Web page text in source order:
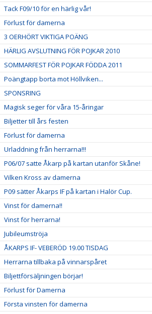
Tack F09/10 för en härlig vår!
Förlust för damerna
3 OERHÖRT VIKTIGA POÄNG
HÄRLIG AVSLUTNING FÖR POJKAR 2010
SOMMARFEST FÖR POJKAR FÖDDA 2011
Poängtapp borta mot Höllviken...
SPONSRING
Magisk seger för våra 15-åringar
Biljetter till års festen
Förlust för damerna
Urladdning från herrarna!!!
P06/07 satte Åkarp på kartan utanför Skåne!
Vilken Kross av damerna
P09 sätter Åkarps IF på kartan i Halör Cup.
Vinst för damerna!!
Vinst för herrarna!
Jubileumströja
ÅKARPS IF- VEBERÖD 19.00 TISDAG
Herrarna tillbaka på vinnarspåret
Biljettförsäljningen börjar!
Förlust för Damerna
Första vinsten för damerna